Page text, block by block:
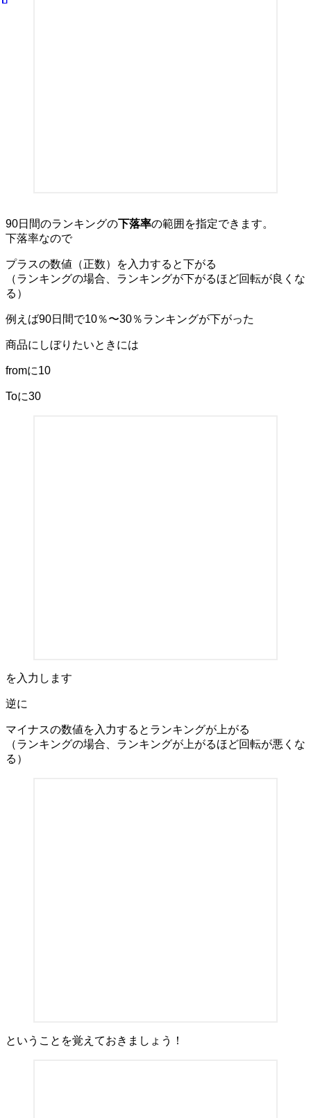
90日間のランキングの下落率の範囲を指定できます。
下落率なので
プラスの数値（正数）を入力すると下がる
（ランキングの場合、ランキングが下がるほど回転が良く な
る）
例えば90日間で10％〜30％ランキングが下がった
商品にしぼりたいときには
fromに10
Toに30
を入力します
逆に
マイナスの数値を入力するとランキングが上がる
（ランキングの場合、ランキングが上がるほど回転が悪く な
る）
ということを覚えておきましょう！